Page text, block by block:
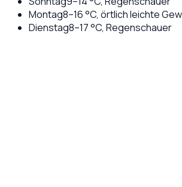
Montag8–16°C, örtlich leichte
Dienstag8–17°C, Regenschauer